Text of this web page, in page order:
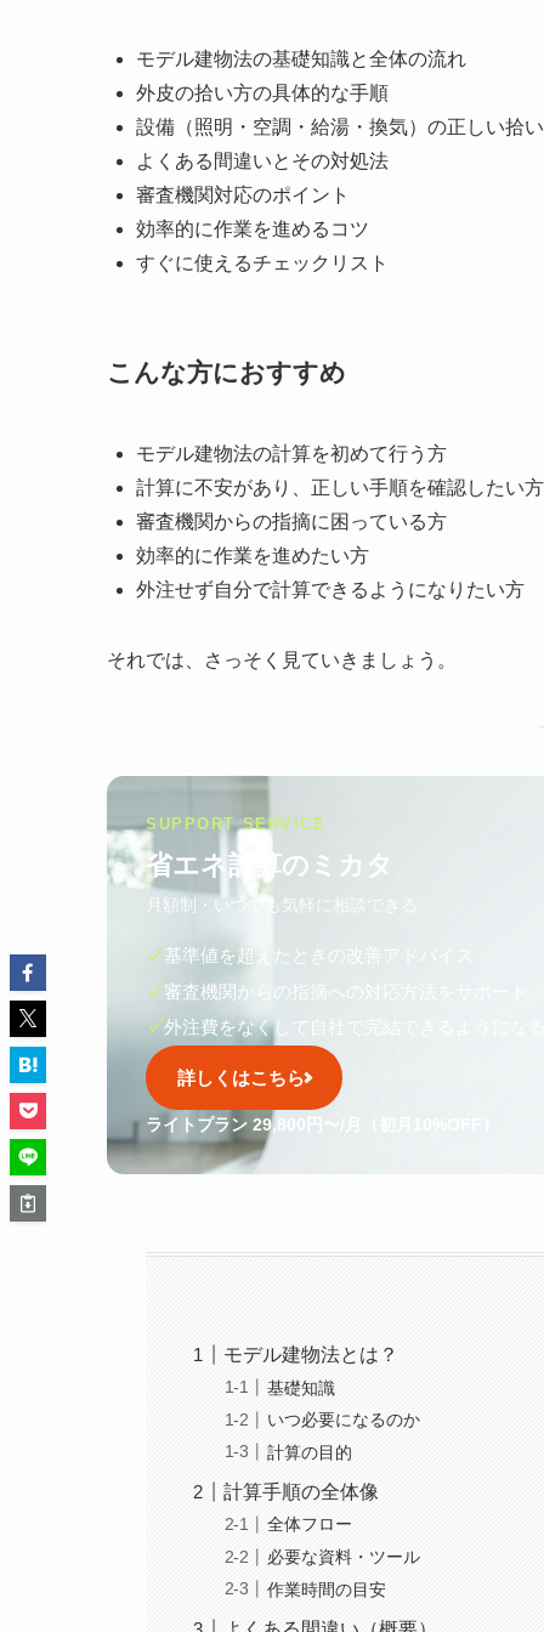
モデル建物法の基礎知識と全体の流れ
外皮の拾い方の具体的な手順
設備（照明・空調・給湯・換気）の正しい拾
よくある間違いとその対処法
審査機関対応のポイント
効率的に作業を進めるコツ
すぐに使えるチェックリスト
こんな方におすすめ
モデル建物法の計算を初めて行う方
計算に不安があり、正しい手順を確認したい方
審査機関からの指摘に困っている方
効率的に作業を進めたい方
外注せず自分で計算できるようになりたい方
それでは、さっそく見ていきましょう。
SUPPORT SERVICE
省エネ計算のミカタ
月額制・いつでも気軽に相談できる
✓基準値を超えたときの改善アドバイス
✓審査機関からの指摘への対応方法をサポート
✓外注費をなくして自社で完結できるようにな
詳しくはこちら
ライトプラン 29,800円〜/月（初月10%OFF）
モデル建物法とは？
基礎知識
いつ必要になるのか
計算の目的
計算手順の全体像
全体フロー
必要な資料・ツール
作業時間の目安